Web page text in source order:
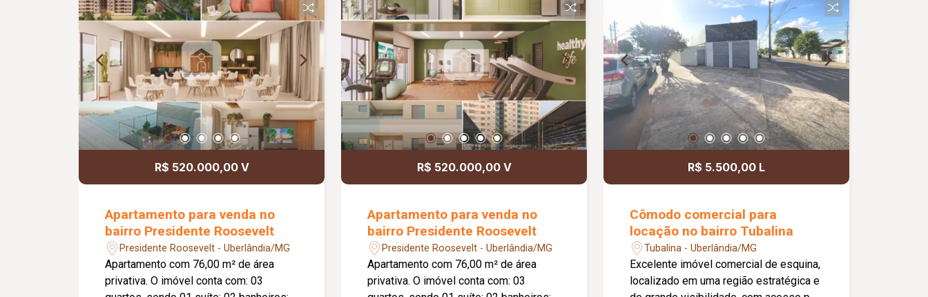
imóvel.
Casa segura com câmeras de
monitoramento na rua; Ambientes
amplos e bem distribuídos,
proporcionando conforto, praticidade e
excelente espaço para toda a família.
R$ 520.000,00 V
Apartamento para venda no
bairro Presidente Roosevelt
Presidente Roosevelt - Uberlândia/MG
Apartamento com 76,00 m² de área
privativa. O imóvel conta com: 03
R$ 520.000,00 V
Apartamento para venda no
bairro Presidente Roosevelt
Presidente Roosevelt - Uberlândia/MG
Apartamento com 76,00 m² de área
privativa. O imóvel conta com: 03
R$ 5.500,00 L
Cômodo comercial para
locação no bairro Tubalina
Tubalina - Uberlândia/MG
Excelente imóvel comercial de esquina,
localizado em uma região estratégica e